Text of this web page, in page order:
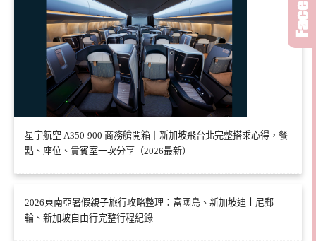
星宇航空 A350-900 商務艙開箱｜新加坡飛台北完整搭乘心得，餐
點、座位、貴賓室一次分享（2026最新）
2026東南亞暑假親子旅行攻略整理：富國島、新加坡迪士尼郵
輪、新加坡自由行完整行程紀錄